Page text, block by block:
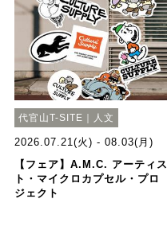
代官山T-SITE｜人文
2026.07.21(火) - 08.03(月)
【フェア】A.M.C. アーティス
ト・マイクロカプセル・プロ
ジェクト